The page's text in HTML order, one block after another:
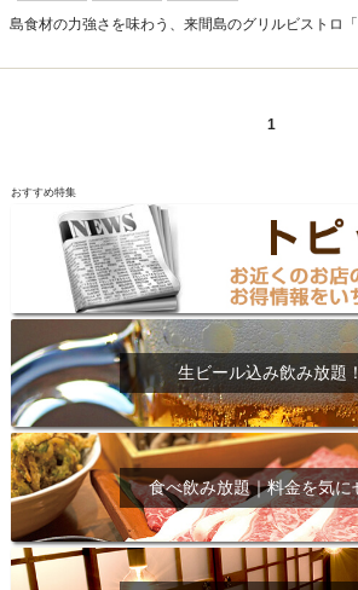
島食材の力強さを味わう、来間島のグリルビストロ「
1
おすすめ特集
生ビール込み飲み放題！
食べ飲み放題｜料金を気に